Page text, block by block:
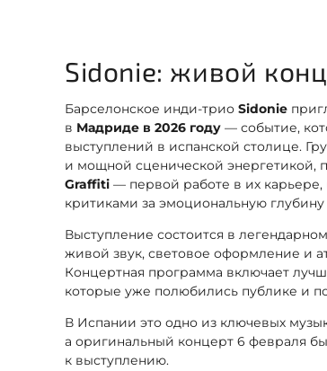
Sidonie: живой
Барселонское инди-трио Sidonie
в Мадриде в 2026 году — событие,
выступлений в испанской столице.
и мощной сценической энергетикой,
Graffiti — первой работе в их
критиками за эмоциональную
Выступление состоится в легендарном
живой звук, световое оформление и
Концертная программа включает
которые уже полюбились публике и
В Испании это одно из ключевых
а оригинальный концерт 6 февраля
к выступлению.